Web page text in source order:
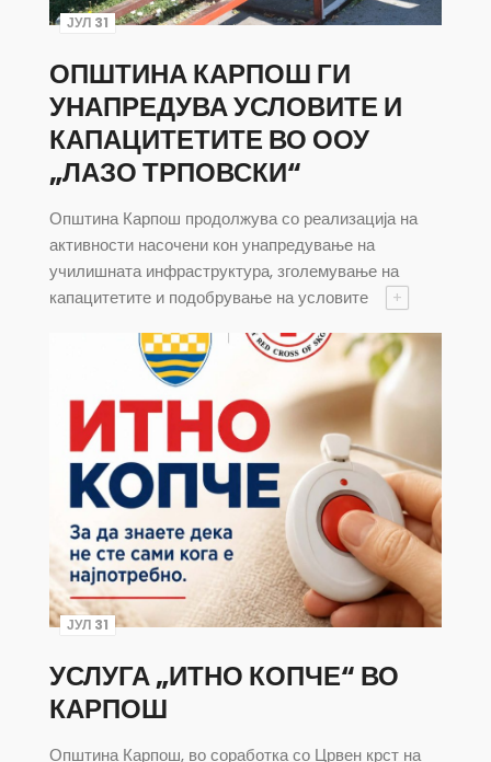
ЈУЛ 31
ОПШТИНА КАРПОШ ГИ
УНАПРЕДУВА УСЛОВИТЕ И
КАПАЦИТЕТИТЕ ВО ООУ
„ЛАЗО ТРПОВСКИ“
Општина Карпош продолжува со реализација на
активности насочени кон унапредување на
училишната инфраструктура, зголемување на
капацитетите и подобрување на условите
+
ЈУЛ 31
УСЛУГА „ИТНО КОПЧЕ“ ВО
КАРПОШ
Општина Карпош, во соработка со Црвен крст на